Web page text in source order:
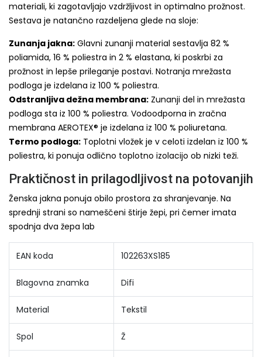
materiali, ki zagotavljajo vzdržljivost in optimalno prožnost.
Sestava je natančno razdeljena glede na sloje:
Zunanja jakna: Glavni zunanji material sestavlja 82 %
poliamida, 16 % poliestra in 2 % elastana, ki poskrbi za
prožnost in lepše prileganje postavi. Notranja mrežasta
podloga je izdelana iz 100 % poliestra.
Odstranljiva dežna membrana: Zunanji del in mrežasta
podloga sta iz 100 % poliestra. Vodoodporna in zračna
membrana AEROTEX® je izdelana iz 100 % poliuretana.
Termo podloga: Toplotni vložek je v celoti izdelan iz 100 %
poliestra, ki ponuja odlično toplotno izolacijo ob nizki teži.
Praktičnost in prilagodljivost na potovanjih
Ženska jakna ponuja obilo prostora za shranjevanje. Na
sprednji strani so nameščeni štirje žepi, pri čemer imata
spodnja dva žepa lab
EAN koda 102263XS185
Blagovna znamka Difi
Material Tekstil
Spol Ž